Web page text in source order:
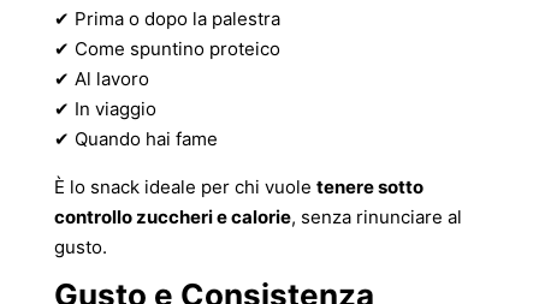
✔ Prima o dopo la palestra
✔ Come spuntino proteico
✔ Al lavoro
✔ In viaggio
✔ Quando hai fame
È lo snack ideale per chi vuole tenere sotto
controllo zuccheri e calorie, senza rinunciare al
gusto.
Gusto e Consistenza